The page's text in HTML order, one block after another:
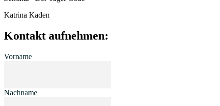
Katrina Kaden
Kontakt aufnehmen:
Vorname
Nachname